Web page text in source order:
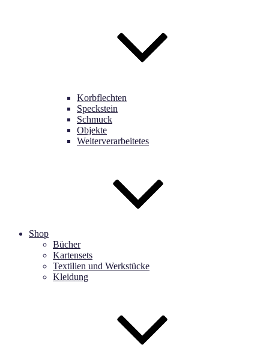
Korbflechten
Speckstein
Schmuck
Objekte
Weiterverarbeitetes
Shop
Bücher
Kartensets
Textilien und Werkstücke
Kleidung